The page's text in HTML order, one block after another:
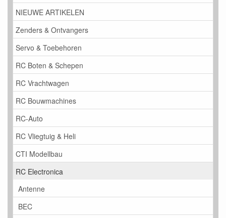
NIEUWE ARTIKELEN
Zenders & Ontvangers
Servo & Toebehoren
RC Boten & Schepen
RC Vrachtwagen
RC Bouwmachines
RC-Auto
RC Vliegtuig & Heli
CTI Modellbau
RC Electronica
Antenne
BEC